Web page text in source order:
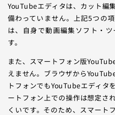
YouTubeエディタは、カット編
備わっていません。上記5つの
は、自身で動画編集ソフト・
す。
また、スマートフォン版
えません。ブラウザから
トフォンでもYouTubeエディタ
ートフォン上での操作は想定さ
くいです。そのため、スマート